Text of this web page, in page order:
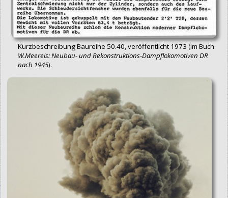
Kurzbeschreibung Baureihe 50.40, veröffentlicht 1973 (im Buch
W.Meereis: Neubau- und Rekonstruktions-Dampflokomotiven DR
nach 1945).